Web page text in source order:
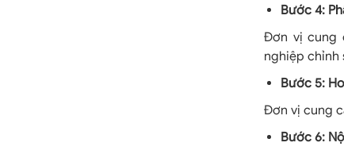
Bước 4:
Đơn vị cung
nghiệp chỉnh
Bước 5:
Đơn vị cung
Bước 6: